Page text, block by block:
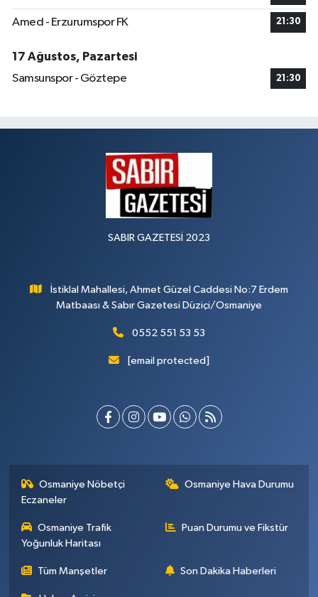
Amed - Erzurumspor FK 21:30
17 Ağustos, Pazartesi
Samsunspor - Göztepe
21:30
SABIR GAZETESİ 2023
İstiklal Mahallesi, Ahmet Güzel Caddesi No:7 Erdem
Matbaası & Sabır Gazetesi Düziçi/Osmaniye
0552 551 53 53
[email protected]
Osmaniye Nöbetçi
Eczaneler
Osmaniye Hava Durumu
Osmaniye Trafik
Yoğunluk Haritası
Puan Durumu ve Fikstür
Tüm Manşetler Son Dakika Haberleri